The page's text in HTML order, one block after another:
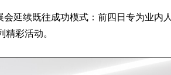
延续既往成功模式：前四日专为业内人
彩活动。